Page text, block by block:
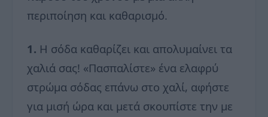
περιποίηση και καθαρισμό.
1. Η σόδα καθαρίζει και απολυμαίνει τα
χαλιά σας! «Πασπαλίστε» ένα ελαφρύ
στρώμα σόδας επάνω στο χαλί, αφήστε
για μισή ώρα και μετά σκουπίστε την με